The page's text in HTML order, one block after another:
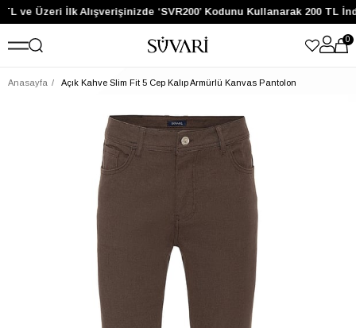
ve Üzeri İlk Alışverişinizde ‘SVR200’ Kodunu Kullanarak 200 TL
0
Anasayfa Açık Kahve Slim Fit 5 Cep Kalıp Armürlü Kanvas Pantolon